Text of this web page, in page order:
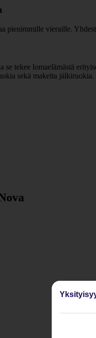
pienimmille vieraille.
se tekee lomaelämästä
sekä makeita jälkiruokia.